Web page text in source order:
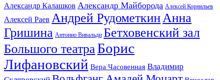
Александр Калашков Александр Майборода Алексей Корнильев
Алексей Раев Андрей РудометкинАнна
Гришина Антонио Вивальди Бетховенский зал
Большого театраБорис
Лифановский Вера Часовенная Владимир